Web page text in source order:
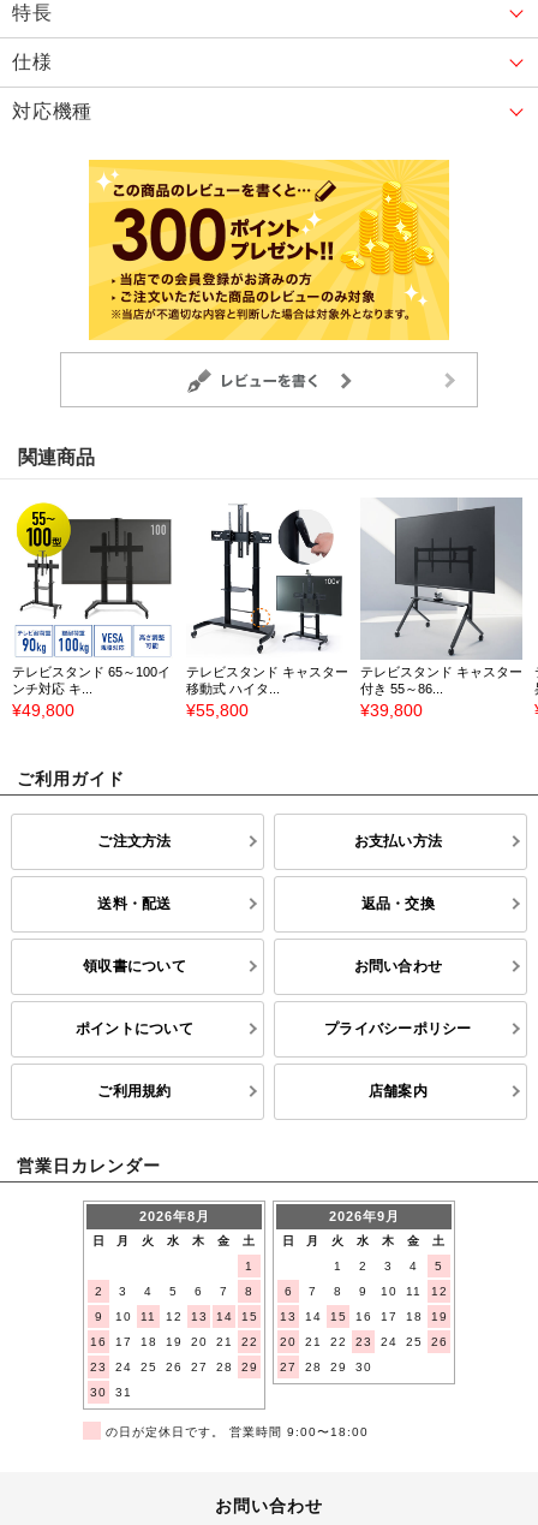
特長
仕様
対応機種
関連商品
テレビスタンド 65～100イ
ンチ対応 キ...
¥49,800
テレビスタンド キャスター
移動式 ハイタ...
¥55,800
テレビスタンド キャスター
付き 55～86...
¥39,800
ご利用ガイド
ご注文方法 お支払い方法
送料・配送 返品・交換
領収書について お問い合わせ
ポイントについて プライバシーポリシー
ご利用規約 店舗案内
営業日カレンダー
2026年8月
日 月 火 水 木 金
土
1
2
3 4 5 6 7
8
9
10 11 12 13 14
15
16
17 18 19 20 21
22
23
24 25 26 27 28
29
30
31
2026年9月
日 月 火 水 木 金
土
1
2 3 4
5
6
7 8 9 10 11
12
13
14 15 16 17 18
19
20
21 22 23 24 25
26
27
28 29 30
の日が定休日です。 営業時間 9:00〜18:00
お問い合わせ